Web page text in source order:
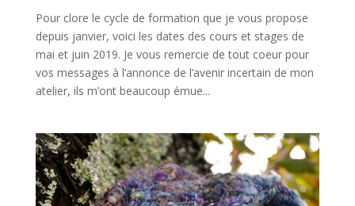
Pour clore le cycle de formation que je vous propose
depuis janvier, voici les dates des cours et stages de
mai et juin 2019. Je vous remercie de tout coeur pour
vos messages à l’annonce de l’avenir incertain de mon
atelier, ils m’ont beaucoup émue...